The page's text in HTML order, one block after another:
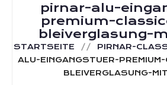
pirnar-alu-
premium-
bleiverglasung-
STARTSEITE PIRNAR-
ALU-EINGANGSTUER-
BLEIVERGLASUNG-